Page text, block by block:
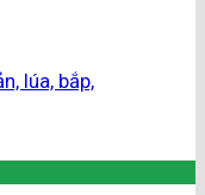
lúa, bắp,